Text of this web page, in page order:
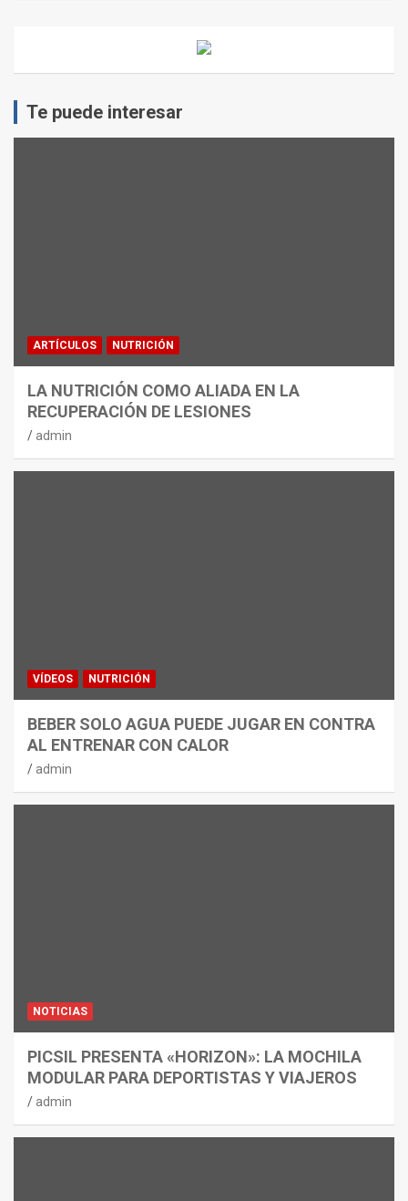
Te puede interesar
ARTÍCULOS NUTRICIÓN
LA NUTRICIÓN COMO ALIADA EN LA
RECUPERACIÓN DE LESIONES
admin
VÍDEOS NUTRICIÓN
BEBER SOLO AGUA PUEDE JUGAR EN CONTRA
AL ENTRENAR CON CALOR
admin
NOTICIAS
PICSIL PRESENTA «HORIZON»: LA MOCHILA
MODULAR PARA DEPORTISTAS Y VIAJEROS
admin